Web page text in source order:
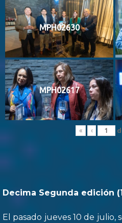
MPH02630
MPH02617
« ‹
Decima Segunda edición
El pasado jueves 10 de julio,